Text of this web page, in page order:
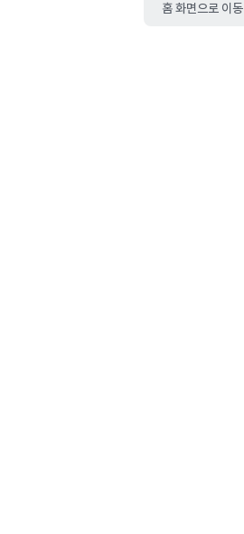
홈 화면으로 이동